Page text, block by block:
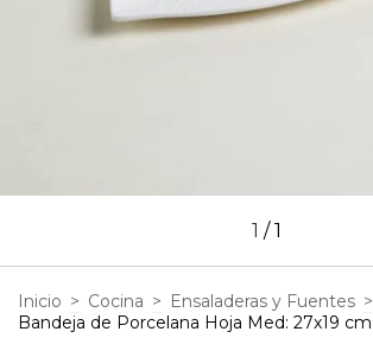
1 /1
Inicio > Cocina > Ensaladeras y Fuentes >
Bandeja de Porcelana Hoja Med: 27x19 cm